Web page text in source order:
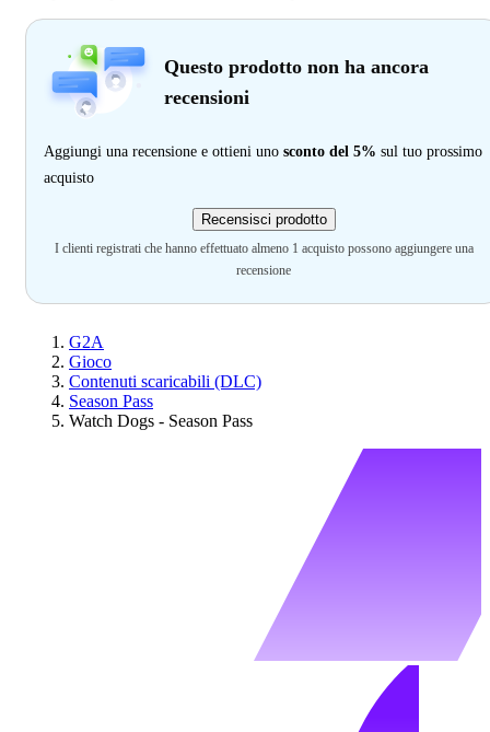
Questo prodotto non ha ancora
recensioni
Aggiungi una recensione e ottieni uno sconto del 5% sul tuo prossimo
acquisto
Recensisci prodotto
I clienti registrati che hanno effettuato almeno 1 acquisto possono aggiungere una
recensione
G2A
Gioco
Contenuti scaricabili (DLC)
Season Pass
Watch Dogs - Season Pass